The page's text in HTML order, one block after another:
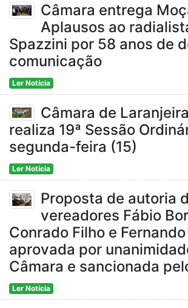
Câmara entrega
Aplausos ao
Spazzini por 58 anos de
comunicação
Ler Notícia
Câmara de
realiza 19ª Sessão
segunda-feira (15)
Ler Notícia
Proposta de autoria
vereadores Fábio
Conrado Filho e
aprovada por
Câmara e sancionada
Ler Notícia